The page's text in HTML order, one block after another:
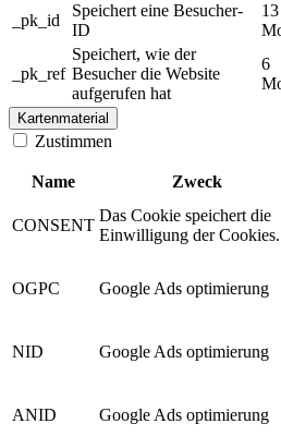
_pk_id
Speichert eine Besucher-
ID
13
_pk_ref
Speichert, wie der
Besucher die Website
aufgerufen hat
6
Kartenmaterial
Zustimmen
Name Zweck
CONSENT
Das Cookie speichert die
Einwilligung der Cookies.
OGPC Google Ads optimierung
NID Google Ads optimierung
ANID Google Ads optimierung